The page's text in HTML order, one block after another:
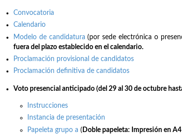
Convocatoria
Calendario
Modelo de candidatura (por sede electrónica o
fuera del plazo establecido en el calendario.
Proclamación provisional de candidatos
Proclamación definitiva de candidatos
Voto presencial anticipado (del 29 al 30 de octubre
Instrucciones
Instancia de presentación
Papeleta grupo a ( Doble papeleta: Impresión en